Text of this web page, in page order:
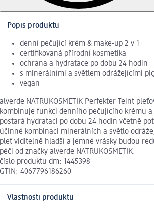
Popis produktu
denní pečující krém & make-up 2 v 1
certifikovaná přírodní kosmetika
ochrana a hydratace po dobu 24 hodin
s minerálními a světlem odrážejícími
vegan
alverde NATRUKOSMETIK Perfekter Teint
kombinuje funkci denního pečujícího krému
postará hydrataci po dobu 24 hodin včetně
účinné kombinaci minerálních a světlo
pleť viditelně hladší a jemné vrásky budou
péči od značky alverde NATRUKOSMETIK.
číslo produktu dm: 1445398
GTIN: 4067796186260
Vlastnosti produktu